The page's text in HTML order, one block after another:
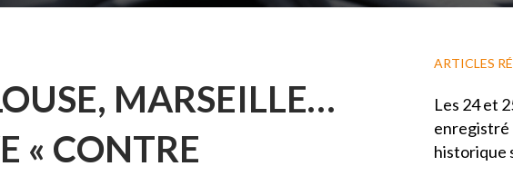
MARSEILLE…
« CONTRE
ARTICLES
Les 24 et
enregistré
historique